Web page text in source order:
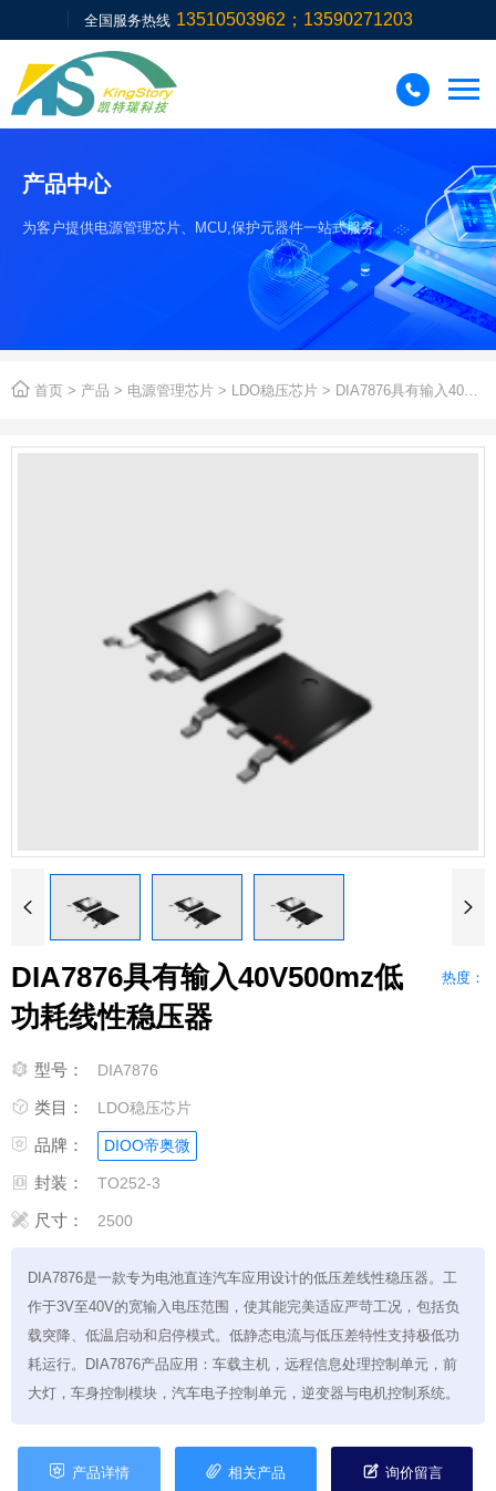
全国服务热线 13510503962；13590271203

产品中心
为客户提供电源管理芯片、MCU,保护元器件一站式服务。
 首页 > 产品 > 电源管理芯片 > LDO稳压芯片 > DIA7876具有输入40V500mz低功耗线性稳压器
 
热度：
DIA7876具有输入40V500mz低
功耗线性稳压器
 型号： DIA7876
 类目： LDO稳压芯片
 品牌： DIOO帝奥微
 封装： TO252-3
 尺寸： 2500
DIA7876是一款专为电池直连汽车应用设计的低压差线性稳压器。工
作于3V至40V的宽输入电压范围，使其能完美适应严苛工况，包括负
载突降、低温启动和启停模式。低静态电流与低压差特性支持极低功
耗运行。DIA7876产品应用：车载主机，远程信息处理控制单元，前
大灯，车身控制模块，汽车电子控制单元，逆变器与电机控制系统。
 产品详情  相关产品  询价留言